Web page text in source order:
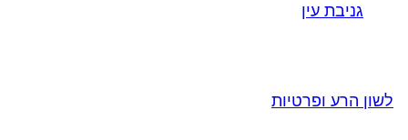
גניבת עין
לשון הרע ופרטיות